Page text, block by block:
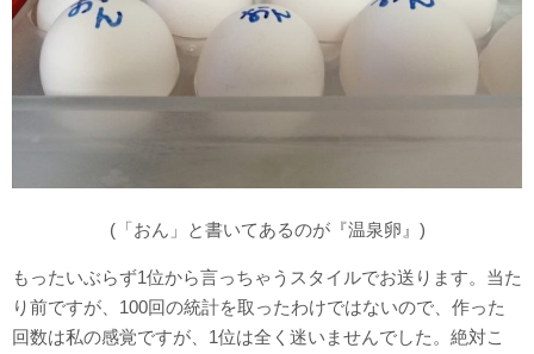
(「おん」と書いてあるのが『温泉卵』)
もったいぶらず1位から言っちゃうスタイルでお送ります。当た
り前ですが、100回の統計を取ったわけではないので、作った
回数は私の感覚ですが、1位は全く迷いませんでした。絶対こ